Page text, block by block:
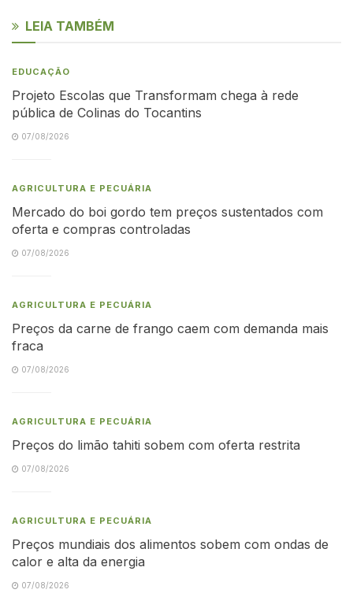
LEIA TAMBÉM
EDUCAÇÃO
Projeto Escolas que Transformam chega à rede
pública de Colinas do Tocantins
07/08/2026
AGRICULTURA E PECUÁRIA
Mercado do boi gordo tem preços sustentados com
oferta e compras controladas
07/08/2026
AGRICULTURA E PECUÁRIA
Preços da carne de frango caem com demanda mais
fraca
07/08/2026
AGRICULTURA E PECUÁRIA
Preços do limão tahiti sobem com oferta restrita
07/08/2026
AGRICULTURA E PECUÁRIA
Preços mundiais dos alimentos sobem com ondas de
calor e alta da energia
07/08/2026